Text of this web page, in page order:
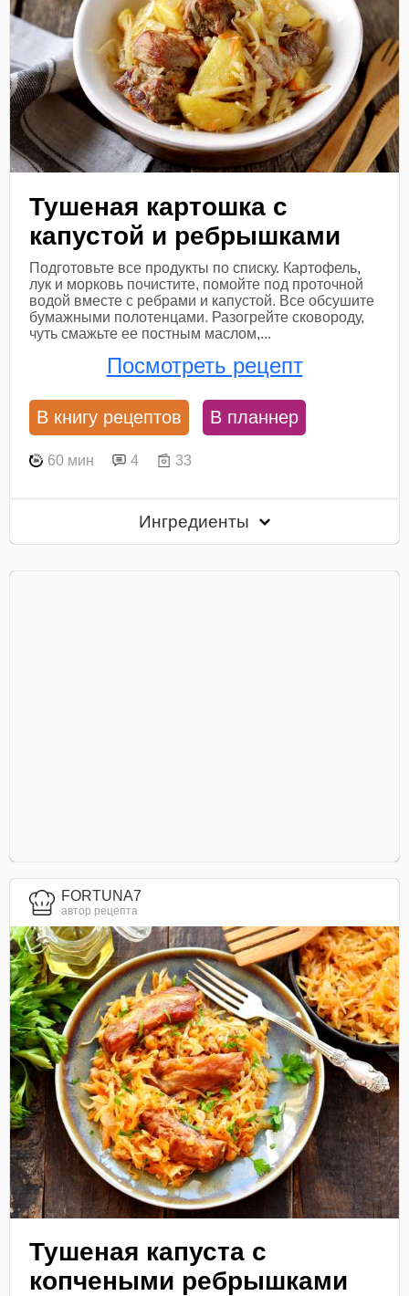
Тушеная картошка с
капустой и ребрышками
Подготовьте все продукты по списку. Картофель,
лук и морковь почистите, помойте под проточной
водой вместе с ребрами и капустой. Все обсушите
бумажными полотенцами. Разогрейте сковороду,
чуть смажьте ее постным маслом,...
Посмотреть рецепт
В книгу рецептов В планнер
60 мин 4 33
Ингредиенты
FORTUNA7
автор рецепта
Тушеная капуста с
копчеными ребрышками